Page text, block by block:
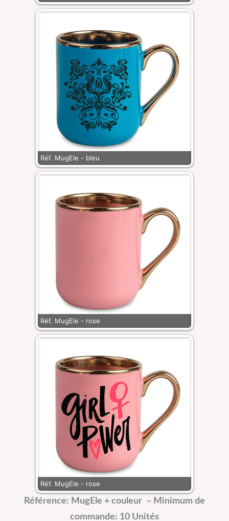
Réf. MugEle - bleu
Réf. MugEle - rose
Réf. MugEle - rose
Référence: MugEle + couleur – Minimum de
commande: 10 Unités